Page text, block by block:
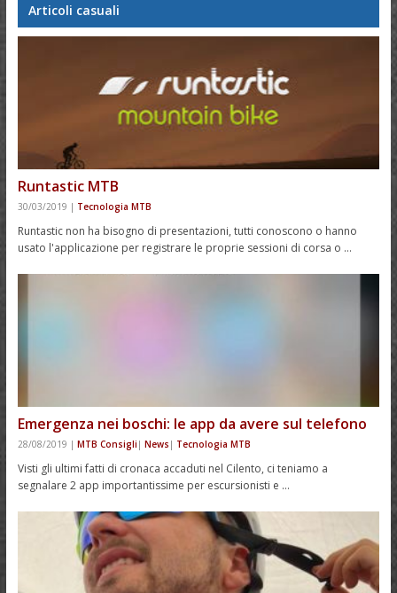
Articoli casuali
Runtastic MTB
30/03/2019 | Tecnologia MTB
Runtastic non ha bisogno di presentazioni, tutti conoscono o hanno
usato l'applicazione per registrare le proprie sessioni di corsa o …
Emergenza nei boschi: le app da avere sul telefono
28/08/2019 | MTB Consigli | News | Tecnologia MTB
Visti gli ultimi fatti di cronaca accaduti nel Cilento, ci teniamo a
segnalare 2 app importantissime per escursionisti e …